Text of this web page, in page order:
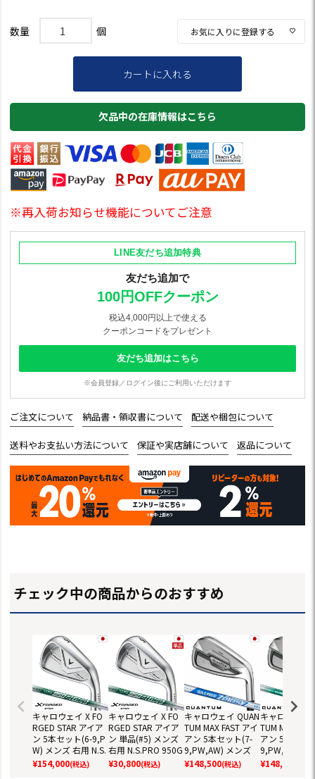
お気に入りに登録する
カートに入れる
欠品中の在庫情報はこちら
※再入荷お知らせ機能についてご注意
LINE友だち追加特典
友だち追加で
100円OFFクーポン
税込4,000円以上で使える
クーポンコードをプレゼント
友だち追加はこちら
※会員登録／ログイン後にご利用いただけます
ご注文について 納品書・領収書について 配送や梱包について
送料やお支払い方法について 保証や実店舗について 返品について
チェック中の商品からのおすすめ
キャロウェイ X FO
RGED STAR アイア
ン 5本セット(6-9,P
W) メンズ 右用 N.S.
PRO 950GH neo ス
チールシャフト 日
¥154,000(税込)
キャロウェイ X FO
RGED STAR アイア
ン 単品(#5) メンズ
右用 N.S.PRO 950G
H neo スチールシャ
フト 日本正規品 20
¥30,800(税込)
キャロウェイ QUAN
TUM MAX FAST アイ
アン 5本セット(7-
9,PW,AW) メンズ
右用 N.S.PRO 950G
H neo スチールシャ
¥148,500(税込)
キャロウェイ
TUM MAX
アン 5本セッ
9,PW,AW) メ
右用 N.S.PRO
H neo スチー
¥148,500